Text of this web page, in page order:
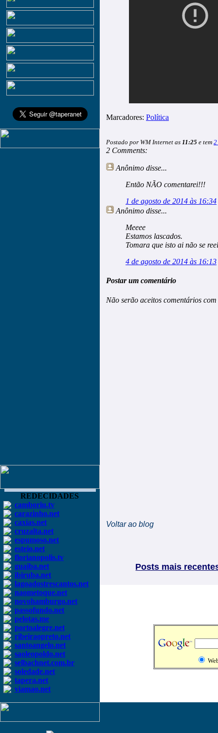
REDECIDADES
camboriu.tv
carazinho.net
caxias.net
cruzalta.net
espumoso.net
esteio.net
florianopolis.tv
guaiba.net
ibiruba.net
lagoadostrescantos.net
naometoque.net
novohamburgo.net
passofundo.net
pelotas.me
portoalegre.net
ribeiraopreto.net
santoangelo.net
saoleopoldo.net
selbachnet.com.br
soledade.net
tapera.net
viamao.net
Marcadores: Política
Postado por WM Internet as 11:25 e tem 2
2 Comments:
Anônimo disse...
Então NÃO comentarei!!!
1 de agosto de 2014 às 16:34
Anônimo disse...
Meeee
Estamos lascados.
Tomara que isto ai não se
4 de agosto de 2014 às 16:13
Postar um comentário
Não serão aceitos comentários
Voltar ao blog
Posts mais